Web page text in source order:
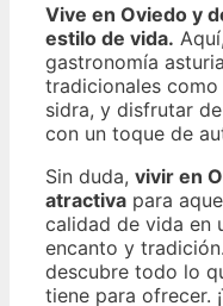
Vive en Oviedo y
estilo de vida.
gastronomía
tradicionales
sidra, y disfrutar
con un toque de
Sin duda, vivir en
atractiva para
calidad de vida en
encanto y
descubre todo lo
tiene para ofrecer.